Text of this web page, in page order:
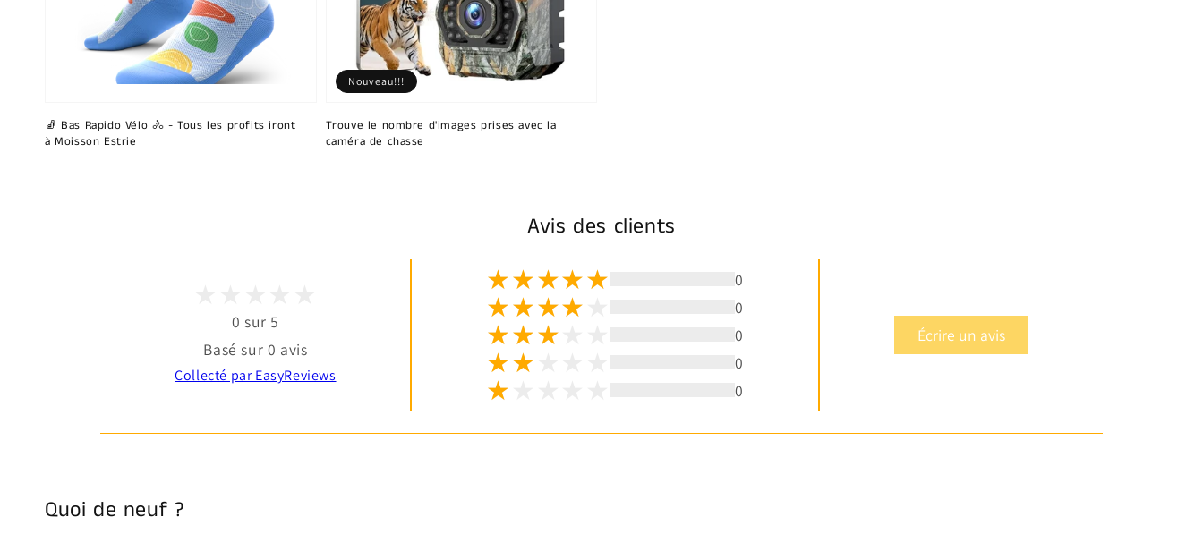
🧦 Bas Rapido Vélo 🚴 - Tous les profits iront
à Moisson Estrie
Trouve le nombre d'images prises avec la
caméra de chasse
Nouveau!!!
Avis des clients
0 sur 5
Basé sur 0 avis
Collecté par EasyReviews
0
0
0
0
0
Écrire un avis
Quoi de neuf ?